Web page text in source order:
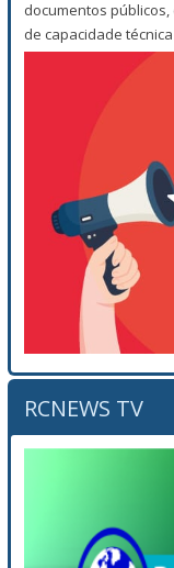
documentos
de capacidade técnica
RCNEWS TV